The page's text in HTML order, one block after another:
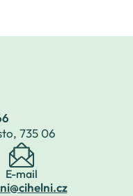
735 06
E-mail